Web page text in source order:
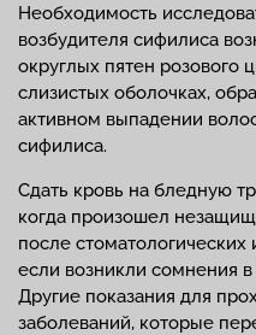
Необходимость
возбудителя сифилиса
округлых пятен розового
слизистых оболочках,
активном выпадении
сифилиса.
Сдать кровь на бледную
когда произошел
после
если возникли сомнения
Другие показания для
заболеваний, которые